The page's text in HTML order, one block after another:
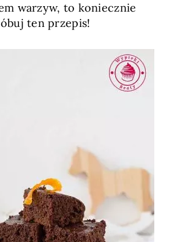
warzyw, to koniecznie
ten przepis!